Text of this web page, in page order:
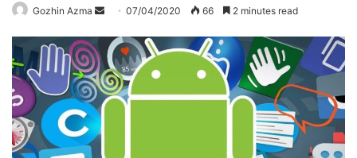
Gozhin Azma
Send
email
07/04/2020 66 2 minutes read